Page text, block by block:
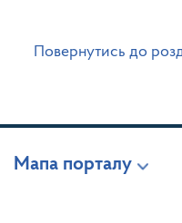
Повернутись до
Мапа порталу